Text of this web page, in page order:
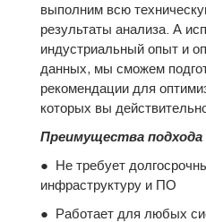
выполним всю
результаты анализа. А
индустриальный опыт и
данных, мы сможем
рекомендации для
которых вы
Преимущества подхода
● Не требует
инфраструктуру и ПО
● Работает для любых